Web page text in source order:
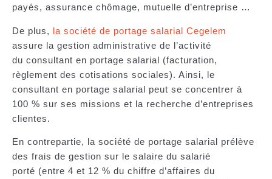
payés, assurance chômage, mutuelle d’entreprise …
De plus, la société de portage salarial Cegelem
assure la gestion administrative de l’activité
du consultant en portage salarial (facturation,
règlement des cotisations sociales). Ainsi, le
consultant en portage salarial peut se concentrer à
100 % sur ses missions et la recherche d’entreprises
clientes.
En contrepartie, la société de portage salarial prélève
des frais de gestion sur le salaire du salarié
porté (entre 4 et 12 % du chiffre d’affaires du